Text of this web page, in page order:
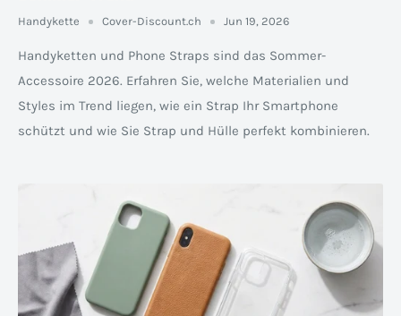
Handykette Cover-Discount.ch Jun 19, 2026
Handyketten und Phone Straps sind das Sommer-
Accessoire 2026. Erfahren Sie, welche Materialien und
Styles im Trend liegen, wie ein Strap Ihr Smartphone
schützt und wie Sie Strap und Hülle perfekt kombinieren.